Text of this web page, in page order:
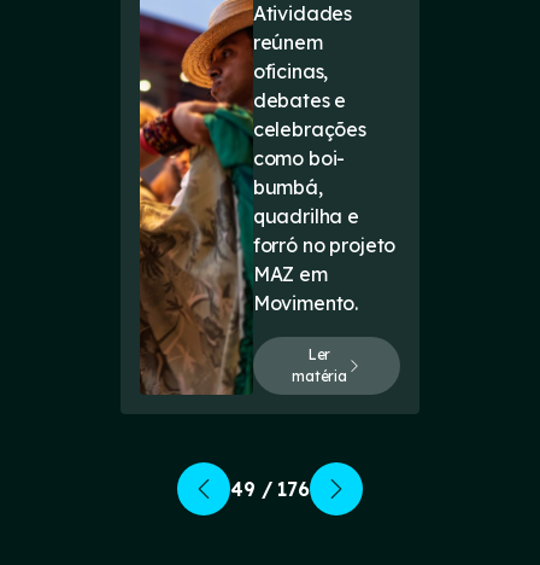
Atividades
reúnem
oficinas,
debates e
celebrações
como boi-
bumbá,
quadrilha e
forró no projeto
MAZ em
Movimento.
Ler
matéria
49 / 176